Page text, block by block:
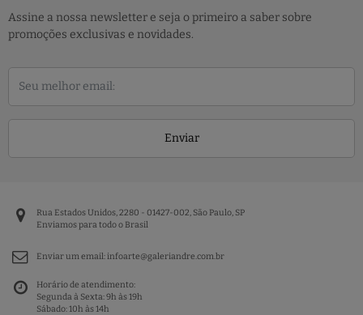
Assine a nossa newsletter e seja o primeiro a saber sobre
promoções exclusivas e novidades.
Enviar
Rua Estados Unidos, 2280 - 01427-002, São Paulo, SP
Enviamos para todo o Brasil
Enviar um email:infoarte@galeriandre.com.br
Horário de atendimento:
Segunda à Sexta: 9h às 19h
Sábado: 10h às 14h